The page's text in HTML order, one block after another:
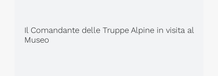
Il Comandante delle Truppe Alpine in visita al
Museo